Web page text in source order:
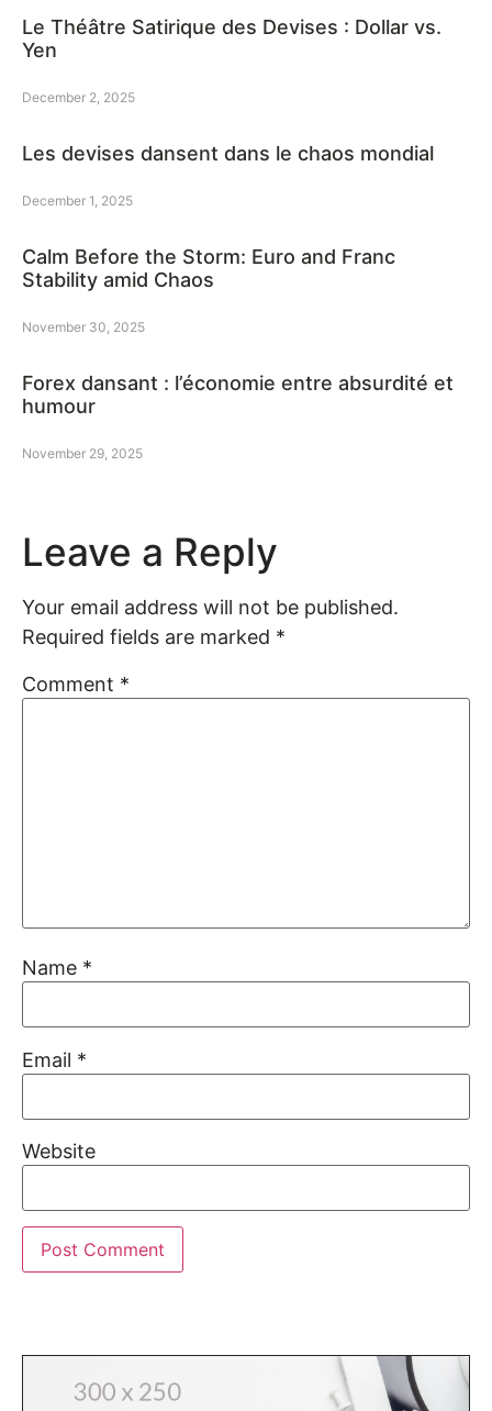
Le Théâtre Satirique des Devises : Dollar vs.
Yen
December 2, 2025
Les devises dansent dans le chaos mondial
December 1, 2025
Calm Before the Storm: Euro and Franc
Stability amid Chaos
November 30, 2025
Forex dansant : l’économie entre absurdité et
humour
November 29, 2025
Leave a Reply
Your email address will not be published.
Required fields are marked *
Comment *
Name *
Email *
Website